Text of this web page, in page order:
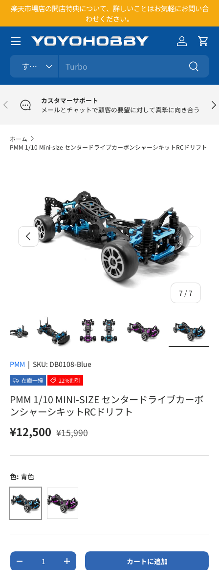
コンテンツへスキップ
楽天市場店の開店特典について、詳しいことはお気軽にお問い合
わせください。
検索
商品タイプ
すべて 検索
ログインカ
メニュー
前 次
カスタマーサポート
メールとチャットで顧客の要望に対して真摯に向き合う
ホーム
PMM 1/10 Mini-size センタードライブカーボンシャーシキットRCドリフト
前
7 / の
7
次
PMM | SKU: DB0108-Blue
在庫一掃 22%割引
PMM 1/10 MINI-SIZE センタードライブカーボ
ンシャーシキットRCドリフト
セール価格
¥12,500 定価
¥15,990
色: 青色
青色
数量
数量を減らす
数量を増やす カートに追加